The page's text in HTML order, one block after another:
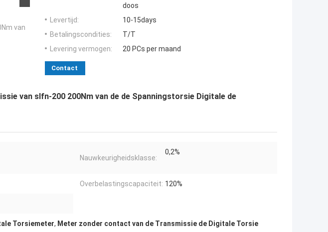
van
doos
Levertijd:
10-15days
Betalingscondities:
T/T
Levering vermogen:
20 PCs per maand
Contact
van slfn-200 200Nm van de de Spanningstorsie Digitale de
Nauwkeurigheidsklasse:
0,2%
Overbelastingscapaciteit: 120%
Torsiemeter, Meter zonder contact van de Transmissie de Digitale Torsie